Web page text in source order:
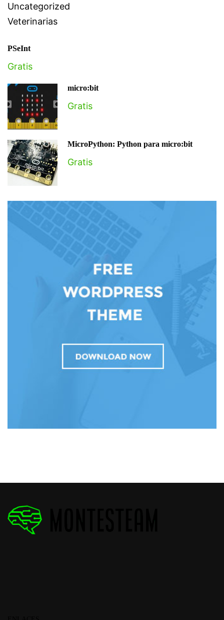
Uncategorized
Veterinarias
PSeInt
Gratis
micro:bit
Gratis
MicroPython: Python para micro:bit
Gratis